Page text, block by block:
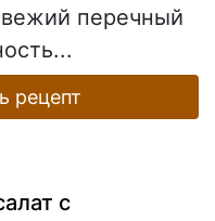
перечный
рецепт
с